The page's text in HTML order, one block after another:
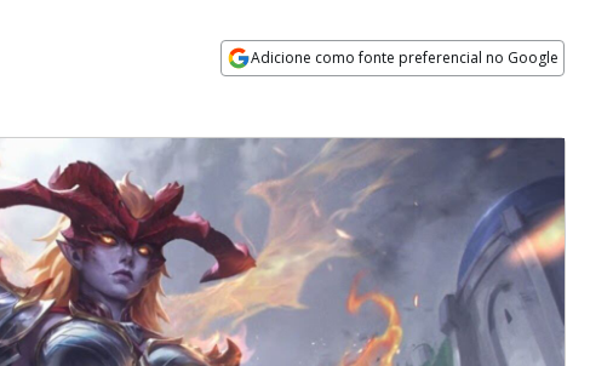
Adicione como fonte preferencial no Google